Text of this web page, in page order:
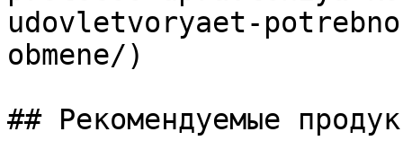
udovletvoryaet-
obmene/)
## Рекомендуемые